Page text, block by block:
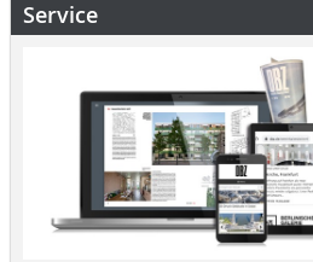
Service